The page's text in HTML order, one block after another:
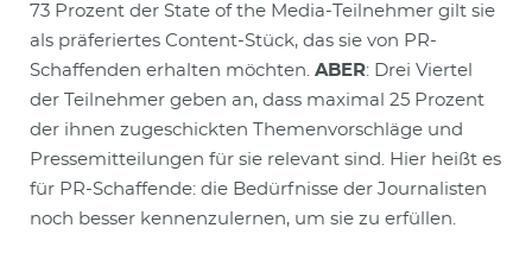
73 Prozent der State of the Media-Teilnehmer gilt sie
als präferiertes Content-Stück, das sie von PR-
Schaffenden erhalten möchten. ABER: Drei Viertel
der Teilnehmer geben an, dass maximal 25 Prozent
der ihnen zugeschickten Themenvorschläge und
Pressemitteilungen für sie relevant sind. Hier heißt es
für PR-Schaffende: die Bedürfnisse der Journalisten
noch besser kennenzulernen, um sie zu erfüllen.